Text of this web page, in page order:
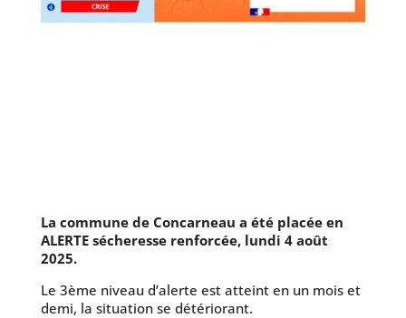
La commune de Concarneau a été placée en
ALERTE sécheresse renforcée, lundi 4 août
2025.
Le 3ème niveau d’alerte est atteint en un mois et
demi, la situation se détériorant.